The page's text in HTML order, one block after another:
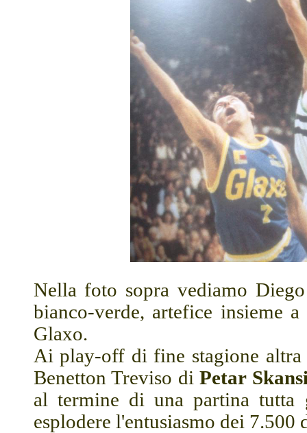
Nella foto sopra vediamo
bianco-verde, artefice insieme
Glaxo.
Ai play-off di fine stagione
Benetton Treviso di Petar
al termine di una partina tutta
esplodere l'entusiasmo dei 7.500